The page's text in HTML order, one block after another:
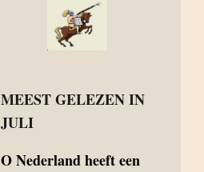
MEEST GELEZEN IN
JULI
ONederland heeft een